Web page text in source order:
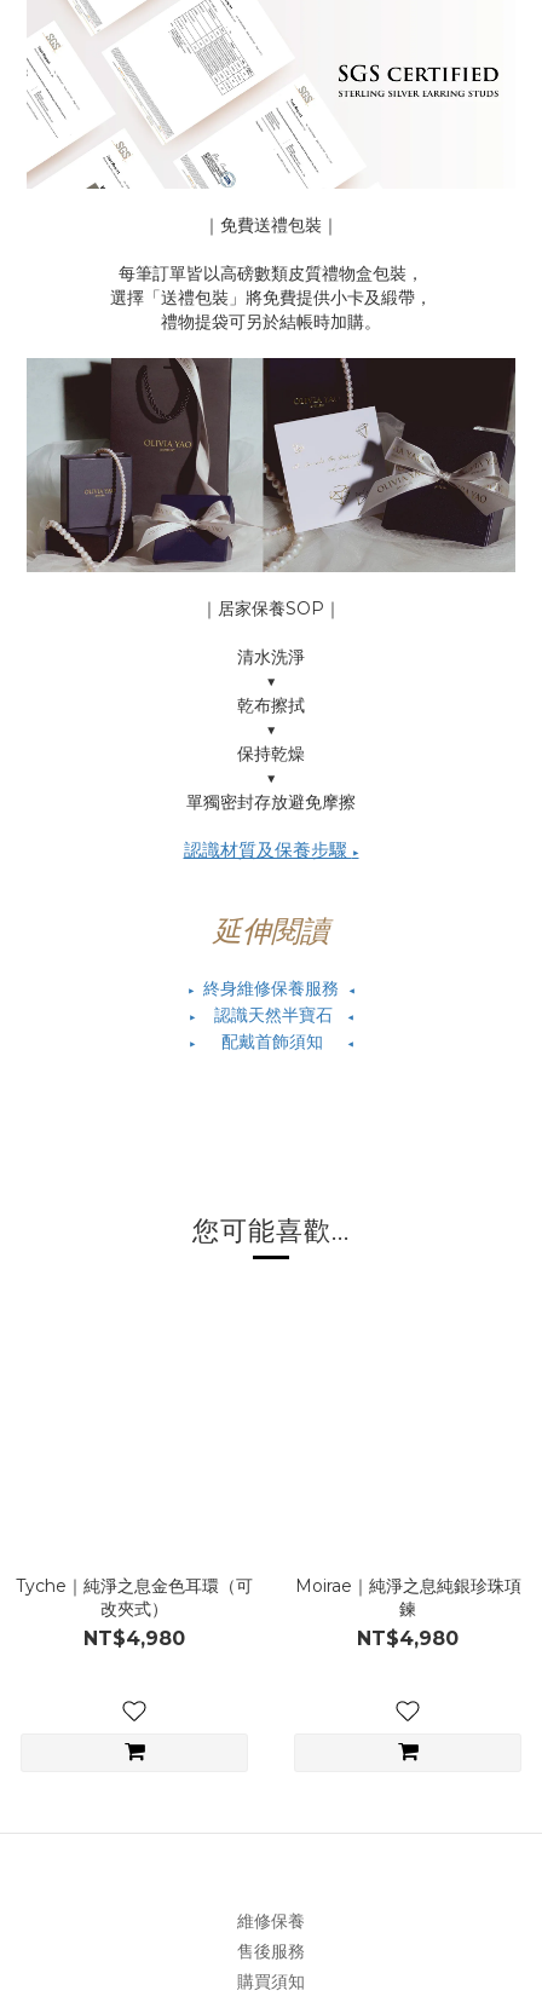
｜免費送禮包裝｜
每筆訂單皆以高磅數類皮質禮物盒包裝，
選擇「送禮包裝」將免費提供小卡及緞帶，
禮物提袋可另於結帳時加購。
｜居家保養SOP｜
清水洗淨
▼
乾布擦拭
▼
保持乾燥
▼
單獨密封存放避免摩擦
認識材質及保養步驟 ▶
延伸閱讀
▶ 終身維修保養服務
◀
▶ 認識天然半寶石
◀
▶ 配戴首飾須知 ◀
您可能喜歡...
Tyche｜純淨之息金色耳環（可
改夾式）
NT$4,980
Moirae｜純淨之息純銀珍珠項
鍊
NT$4,980
維修保養
售後服務
購買須知